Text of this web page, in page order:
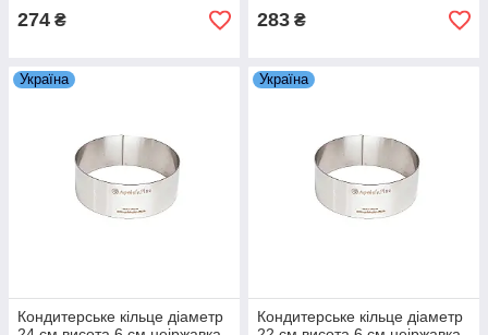
274 ₴ 283 ₴
Україна
Кондитерське кільце діаметр
Україна
Кондитерське кільце діаметр